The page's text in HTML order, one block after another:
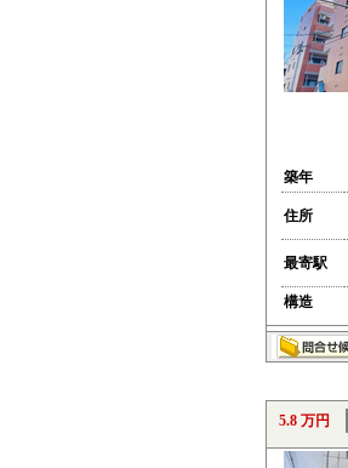
築年
住所
最寄駅
構造
5.8 万円